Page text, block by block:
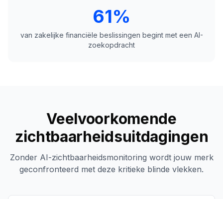
61%
van zakelijke financiële beslissingen begint met een AI-
zoekopdracht
Veelvoorkomende
zichtbaarheidsuitdagingen
Zonder AI-zichtbaarheidsmonitoring wordt jouw merk
geconfronteerd met deze kritieke blinde vlekken.